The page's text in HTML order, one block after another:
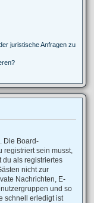
juristische Anfragen zu
Die Board-
registriert sein musst,
du als registriertes
nicht zur
Nachrichten, E-
und so
schnell erledigt ist